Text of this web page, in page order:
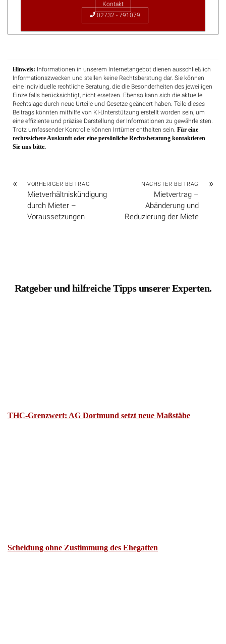
Kontakt
02732 - 791079
Hinweis: Informationen in unserem Internetangebot dienen ausschließlich
Informationszwecken und stellen keine Rechtsberatung dar. Sie können
eine individuelle rechtliche Beratung, die die Besonderheiten des jeweiligen
Einzelfalls berücksichtigt, nicht ersetzen. Ebenso kann sich die aktuelle
Rechtslage durch neue Urteile und Gesetze geändert haben. Teile dieses
Beitrags könnten mithilfe von KI-Unterstützung erstellt worden sein, um
eine effiziente und präzise Darstellung der Informationen zu gewährleisten.
Trotz umfassender Kontrolle können Irrtümer enthalten sein. Für eine
rechtssichere Auskunft oder eine persönliche Rechtsberatung kontaktieren
Sie uns bitte.
« VORHERIGER BEITRAG
Mietverhältniskündigung
durch Mieter –
Voraussetzungen
»
NÄCHSTER BEITRAG
Mietvertrag –
Abänderung und
Reduzierung der Miete
Ratgeber und hilfreiche Tipps unserer Experten.
THC-Grenzwert: AG Dortmund setzt neue Maßstäbe
Scheidung ohne Zustimmung des Ehegatten